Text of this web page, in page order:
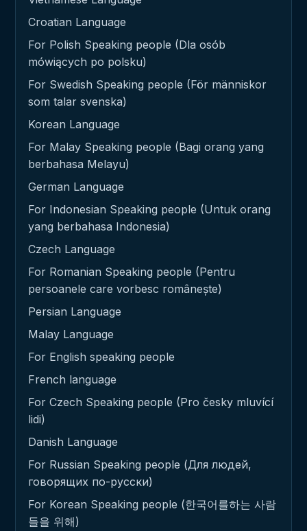
Croatian Language
For Polish Speaking people (Dla osób
mówiących po polsku)
For Swedish Speaking people (För människor
som talar svenska)
Korean Language
For Malay Speaking people (Bagi orang yang
berbahasa Melayu)
German Language
For Indonesian Speaking people (Untuk orang
yang berbahasa Indonesia)
Czech Language
For Romanian Speaking people (Pentru
persoanele care vorbesc românește)
Persian Language
Malay Language
For English speaking people
French language
For Czech Speaking people (Pro česky mluvící
lidi)
Danish Language
For Russian Speaking people (Для людей,
говорящих по-русски)
For Korean Speaking people (한국어를하는 사람
들을 위해)